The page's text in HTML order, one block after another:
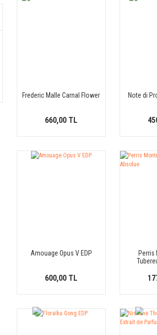
Frederic Malle Carnal Flower
660,00 TL
Note di
Amouage Opus V EDP
600,00 TL
Perris
YENİ
YENİ